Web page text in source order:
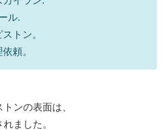
ル.
トン。
頼。
ンの表面は、
ました。